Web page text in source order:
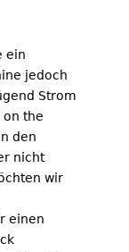
ein
jedoch
Strom
on the
den
nicht
wir
einen